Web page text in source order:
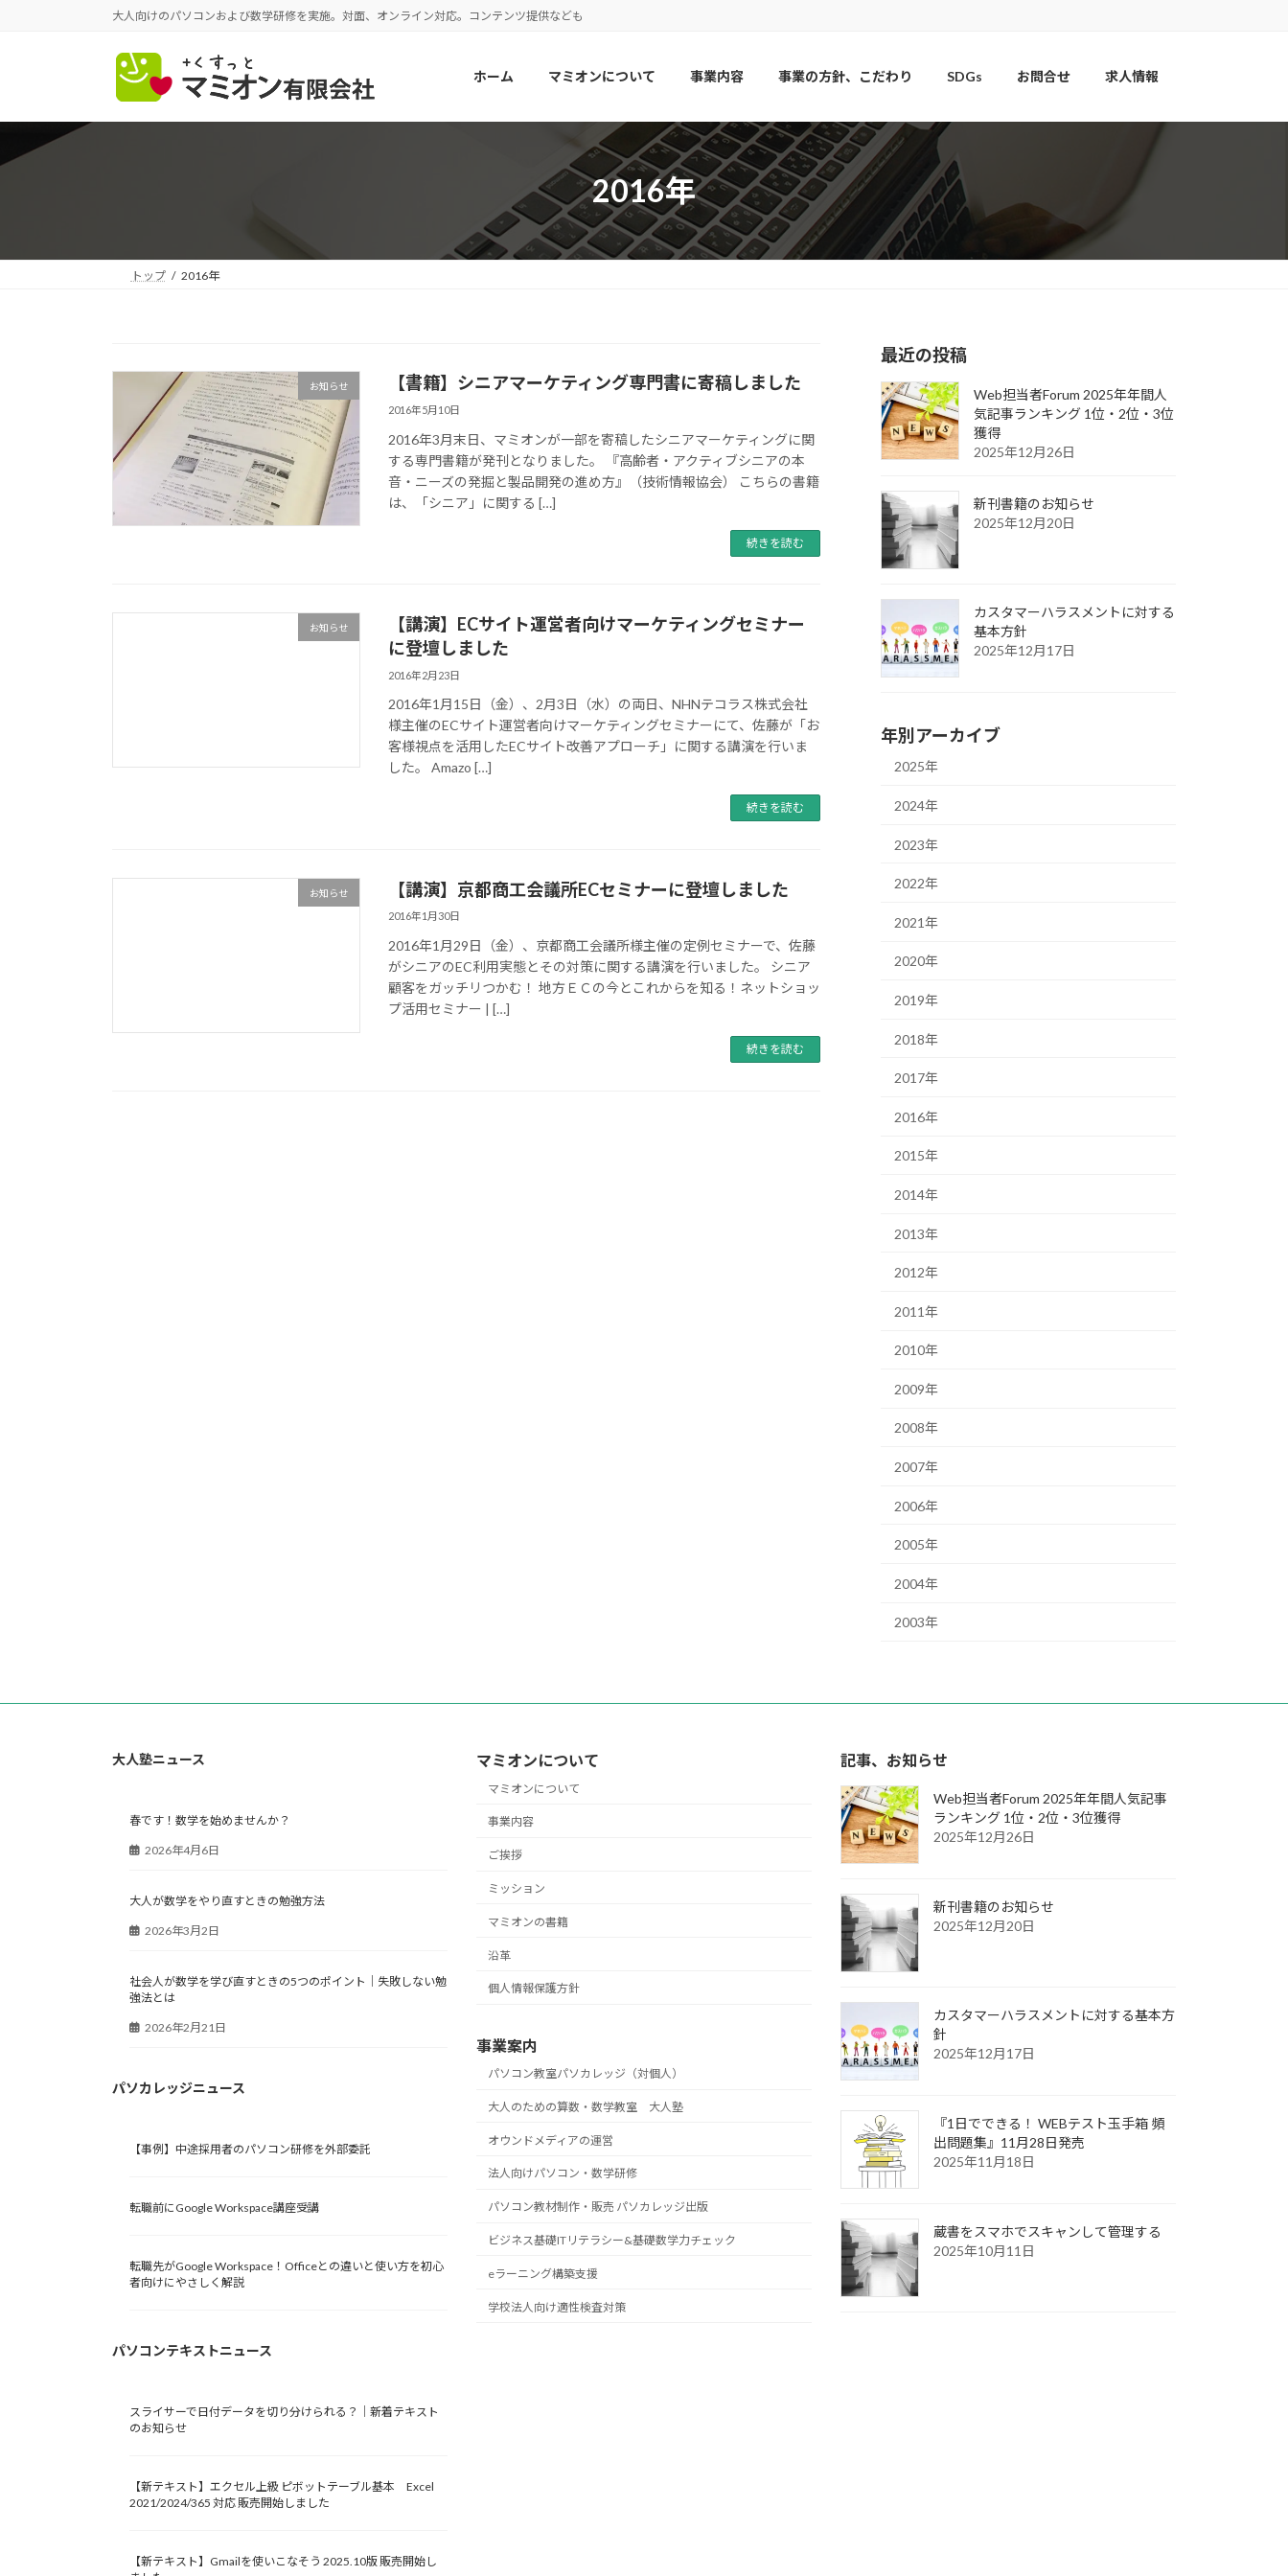
へ
キ
ョ
に
大人向けのパソコンおよび数学研修を実施。対面、オンライン対応。コンテンツ提供なども
ホーム マミオンについて 事業内容 事業の方針、こだわり SDGs お問合せ 求人情報
2016年
トップ 2016年
お知らせ 【書籍】シニアマーケティング専門書に寄稿しました
2016年5月10日
2016年3月末日、マミオンが一部を寄稿したシニアマーケティングに関
する専門書籍が発刊となりました。 『高齢者・アクティブシニアの本
音・ニーズの発掘と製品開発の進め方』（技術情報協会） こちらの書籍
は、「シニア」に関する […]
続きを読む
お知らせ
【講演】ECサイト運営者向けマーケティングセミナー
に登壇しました
2016年2月23日
2016年1月15日（金）、2月3日（水）の両日、NHNテコラス株式会社
様主催のECサイト運営者向けマーケティングセミナーにて、佐藤が「お
客様視点を活用したECサイト改善アプローチ」に関する講演を行いま
した。 Amazo […]
続きを読む
お知らせ 【講演】京都商工会議所ECセミナーに登壇しました
2016年1月30日
2016年1月29日（金）、京都商工会議所様主催の定例セミナーで、佐藤
がシニアのEC利用実態とその対策に関する講演を行いました。 シニア
顧客をガッチリつかむ！ 地方ＥＣの今とこれからを知る！ネットショッ
プ活用セミナー | […]
続きを読む
最近の投稿
Web担当者Forum 2025年年間人
気記事ランキング 1位・2位・3位
獲得
2025年12月26日
新刊書籍のお知らせ
2025年12月20日
カスタマーハラスメントに対する
基本方針
2025年12月17日
年別アーカイブ
2025年
2024年
2023年
2022年
2021年
2020年
2019年
2018年
2017年
2016年
2015年
2014年
2013年
2012年
2011年
2010年
2009年
2008年
2007年
2006年
2005年
2004年
2003年
大人塾ニュース
春です！数学を始めませんか？
2026年4月6日
大人が数学をやり直すときの勉強方法
2026年3月2日
社会人が数学を学び直すときの5つのポイント｜失敗しない勉
強法とは
2026年2月21日
パソカレッジニュース
【事例】中途採用者のパソコン研修を外部委託
転職前にGoogle Workspace講座受講
転職先がGoogle Workspace！Officeとの違いと使い方を初心
者向けにやさしく解説
パソコンテキストニュース
スライサーで日付データを切り分けられる？｜新着テキスト
のお知らせ
【新テキスト】エクセル上級 ピボットテーブル基本 Excel
2021/2024/365 対応 販売開始しました
【新テキスト】Gmailを使いこなそう 2025.10版 販売開始し
マミオンについて
マミオンについて
事業内容
ご挨拶
ミッション
マミオンの書籍
沿革
個人情報保護方針
事業案内
パソコン教室パソカレッジ（対個人）
大人のための算数・数学教室 大人塾
オウンドメディアの運営
法人向けパソコン・数学研修
パソコン教材制作・販売 パソカレッジ出版
ビジネス基礎ITリテラシー&基礎数学力チェック
eラーニング構築支援
学校法人向け適性検査対策
記事、お知らせ
Web担当者Forum 2025年年間人気記事
ランキング 1位・2位・3位獲得
2025年12月26日
新刊書籍のお知らせ
2025年12月20日
カスタマーハラスメントに対する基本方
針
2025年12月17日
『1日でできる！ WEBテスト玉手箱 頻
出問題集』11月28日発売
2025年11月18日
蔵書をスマホでスキャンして管理する
2025年10月11日